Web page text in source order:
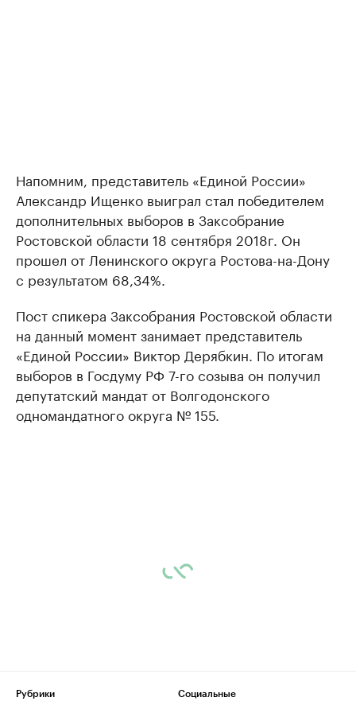
Напомним, представитель «Единой России»
Александр Ищенко выиграл стал победителем
дополнительных выборов в Заксобрание
Ростовской области 18 сентября 2018г. Он
прошел от Ленинского округа Ростова-на-Дону
с результатом 68,34%.
Пост спикера Заксобрания Ростовской области
на данный момент занимает представитель
«Единой России» Виктор Дерябкин. По итогам
выборов в Госдуму РФ 7-го созыва он получил
депутатский мандат от Волгодонского
одномандатного округа № 155.
Рубрики
Социальные